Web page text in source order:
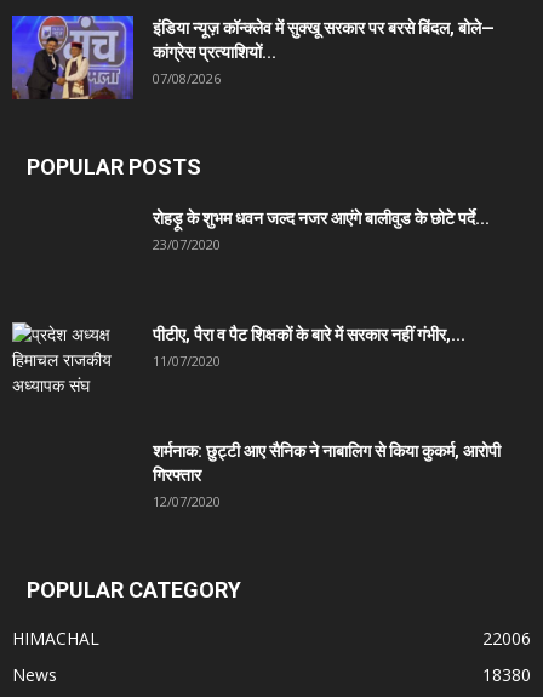
इंडिया न्यूज़ कॉन्क्लेव में सुक्खू सरकार पर बरसे बिंदल, बोले—
कांग्रेस प्रत्याशियों...
07/08/2026
POPULAR POSTS
रोहड़ू के शुभम धवन जल्द नजर आएंगे बालीवुड के छोटे पर्दे...
23/07/2020
पीटीए, पैरा व पैट शिक्षकों के बारे में सरकार नहीं गंभीर,...
11/07/2020
शर्मनाक: छुट्टी आए सैनिक ने नाबालिग से किया कुकर्म, आरोपी
गिरफ्तार
12/07/2020
POPULAR CATEGORY
HIMACHAL
22006
News
18380